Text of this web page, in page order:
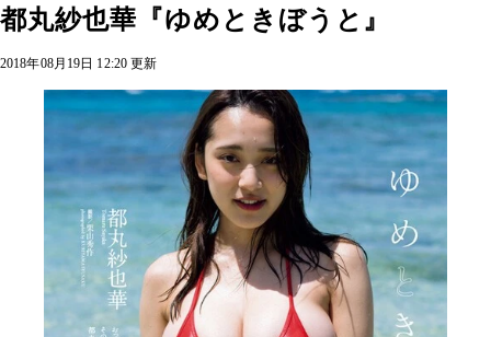
都丸紗也華『ゆめときぼうと』
2018年08月19日 12:20 更新